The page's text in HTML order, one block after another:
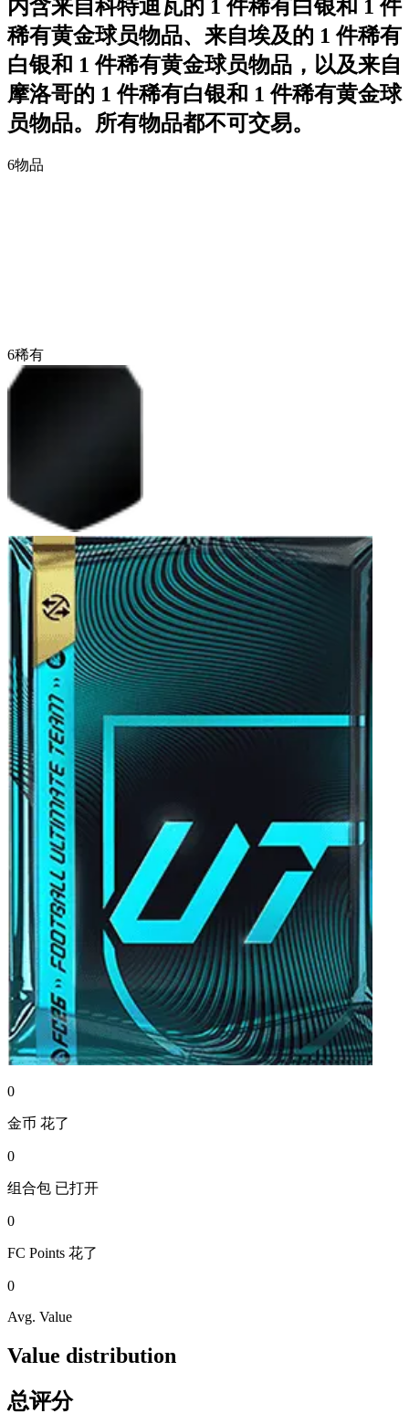
内含来自科特迪瓦的 1 件稀有白银和 1 件
稀有黄金球员物品、来自埃及的 1 件稀有
白银和 1 件稀有黄金球员物品，以及来自
摩洛哥的 1 件稀有白银和 1 件稀有黄金球
员物品。所有物品都不可交易。
6物品
6稀有
0
金币 花了
0
组合包 已打开
0
FC Points 花了
0
Avg. Value
Value distribution
总评分